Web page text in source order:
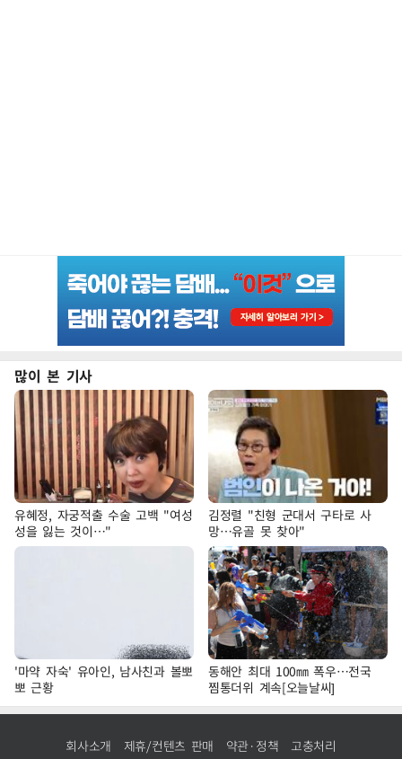
많이 본 기사
유혜정, 자궁적출 수술 고백 "여성
성을 잃는 것이…"
김정렬 "친형 군대서 구타로 사
망…유골 못 찾아"
'마약 자숙' 유아인, 남사친과 볼뽀
뽀 근황
동해안 최대 100㎜ 폭우…전국
찜통더위 계속[오늘날씨]
회사소개 제휴/컨텐츠 판매 약관·정책 고충처리